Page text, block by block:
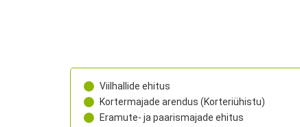
Viilhallide ehitus
Kortermajade arendus (Korteriühistu)
Eramute- ja paarismajade ehitus